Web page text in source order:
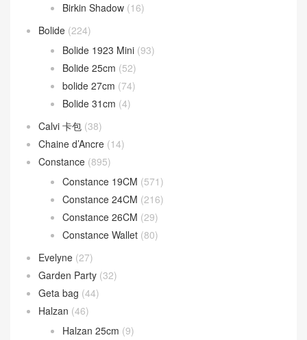
Birkin Shadow (16)
Bolide (224)
Bolide 1923 Mini (93)
Bolide 25cm (52)
bolide 27cm (74)
Bolide 31cm (4)
Calvi 卡包 (38)
Chaine d’Ancre (14)
Constance (895)
Constance 19CM (571)
Constance 24CM (216)
Constance 26CM (29)
Constance Wallet (80)
Evelyne (27)
Garden Party (32)
Geta bag (44)
Halzan (46)
Halzan 25cm (9)